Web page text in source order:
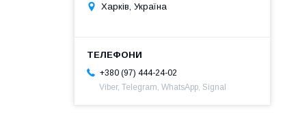
Харків, Україна
+380 (97) 444-24-02
Viber, Telegram, WhatsApp, Signal